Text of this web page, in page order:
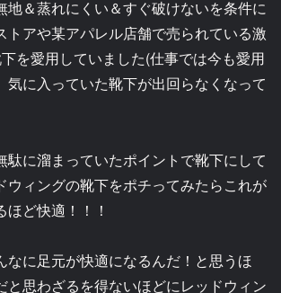
地＆蒸れにくい＆すぐ破けないを条件に
トアや某アパレル店舗で売られている激
を愛用していました(仕事では今も愛用
気に入っていた靴下が出回らなくなって
駄に溜まっていたポイントで靴下にして
ウィングの靴下をポチってみたらこれが
ほど快適！！！
なに足元が快適になるんだ！と思うほ
と思わざるを得ないほどにレッドウィン